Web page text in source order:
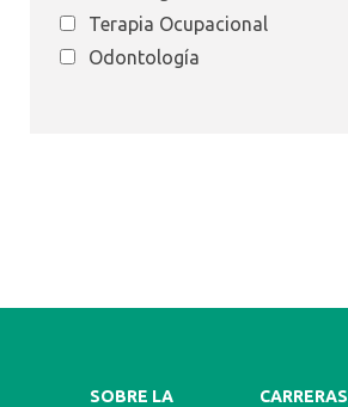
Terapia Ocupacional
Odontología
SOBRE LA
CARRERAS